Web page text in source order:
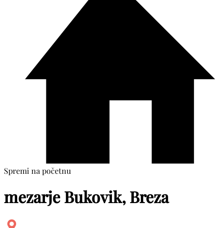
Spremi na početnu
mezarje Bukovik, Breza